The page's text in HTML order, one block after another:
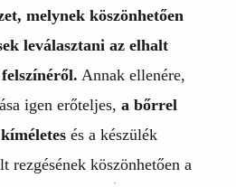
melynek köszönhetően
leválasztani az elhalt
Annak ellenére,
igen erőteljes, a bőrrel
és a készülék
rezgésének köszönhetően a